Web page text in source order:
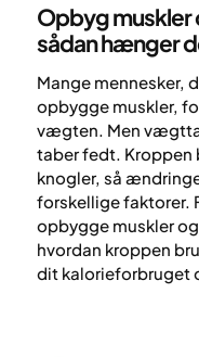
Opbyg
sådan hænger
Mange mennesker,
opbygge muskler,
vægten. Men
taber fedt. Kroppen
knogler, så
forskellige faktorer.
opbygge muskler
hvordan kroppen
dit kalorieforbruget